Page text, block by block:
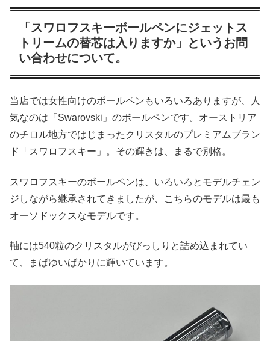
「スワロフスキーボールペンにジェットス
トリームの替芯は入りますか」というお問
い合わせについて。
当店では女性向けのボールペンもいろいろありますが、人
気なのは「Swarovski」のボールペンです。オーストリア
のチロル地方ではじまったクリスタルのプレミアムブラン
ド「スワロフスキー」。その輝きは、まるで別格。
スワロフスキーのボールペンは、いろいろとモデルチェン
ジしながら継承されてきましたが、こちらのモデルは最も
オーソドックスなモデルです。
軸には540粒のクリスタルがびっしりと詰め込まれてい
て、まばゆいばかりに輝いています。